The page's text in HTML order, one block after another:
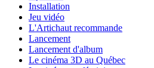
Installation
Jeu vidéo
L'Artichaut recommande
Lancement
Lancement d'album
Le cinéma 3D au Québec